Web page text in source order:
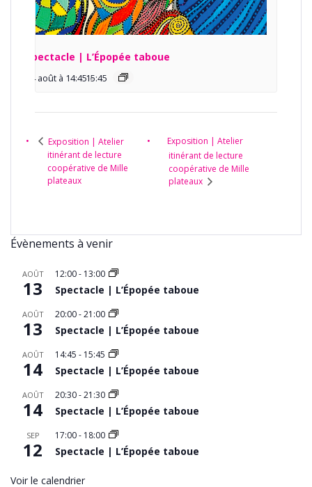
Spectacle | L’Épopée taboue
14 août à 14:45 -
15:45
Exposition | Atelier
itinérant de lecture
coopérative de Mille
plateaux
Exposition | Atelier
itinérant de lecture
coopérative de Mille
plateaux
Évènements à venir
AOÛT
13
12:00- 13:00
Spectacle | L’Épopée taboue
AOÛT
13
20:00-21:00
Spectacle | L’Épopée taboue
AOÛT
14
14:45 - 15:45
Spectacle | L’Épopée taboue
AOÛT
14
20:30-21:30
Spectacle | L’Épopée taboue
SEP
12
17:00- 18:00
Spectacle | L’Épopée taboue
Voir le calendrier